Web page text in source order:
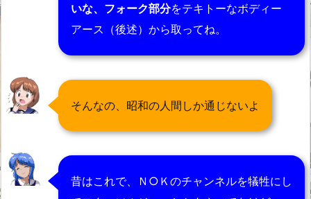
いな、フォーク部分をテキトーなボディー
アース（後述）から取ってね。
そんなの、昭和の人間しか通じないよ
昔はこれで、Ｎ○Ｋのチャンネルを犠牲にし